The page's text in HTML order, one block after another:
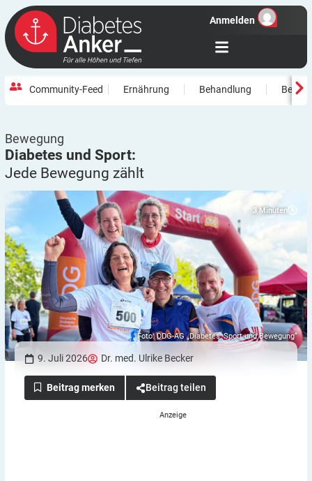
Anmelden
Community-Feed Ernährung Behandlung
Bewegung
Diabetes und Sport:
Jede Bewegung zählt
3 Minuten
Foto: DDG-AG „Diabetes, Sport und Bewegung“
9. Juli 2026 Dr. med. Ulrike Becker
Beitrag teilen